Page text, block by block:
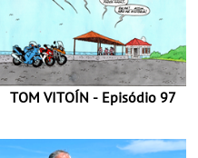
TOM VITOÍN - Episódio 97